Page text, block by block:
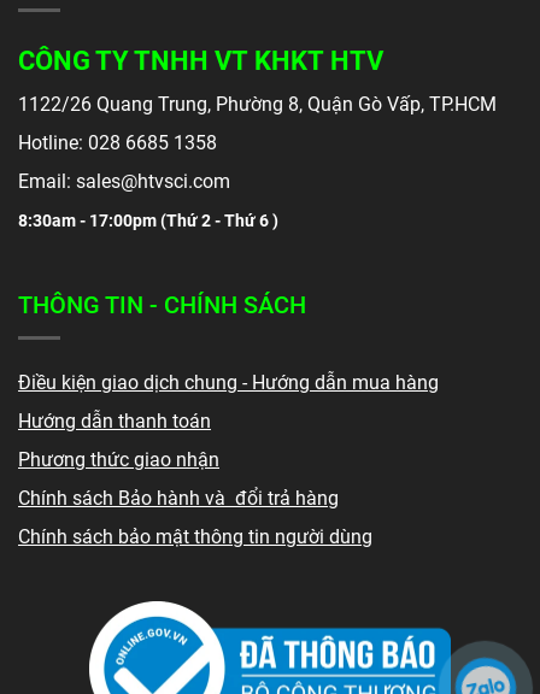
CÔNG TY TNHH VT KHKT HTV
1122/26 Quang Trung, Phường 8, Quận Gò Vấp, TP.HCM
Hotline: 028 6685 1358
Email: sales@htvsci.com
8:30am - 17:00pm (Thứ 2 - Thứ 6 )
THÔNG TIN - CHÍNH SÁCH
Điều kiện giao dịch chung - Hướng dẫn mua hàng
Hướng dẫn thanh toán
Phương thức giao nhận
Chính sách Bảo hành và đổi trả hàng
Chính sách bảo mật thông tin người dùng